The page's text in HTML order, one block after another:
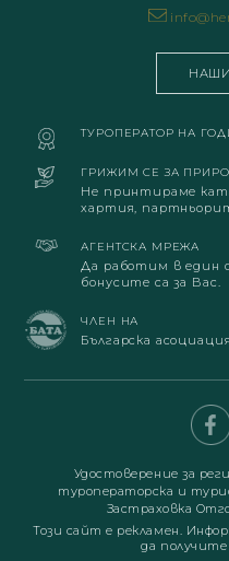
ТУРОПЕРАТОР НА
ГРИЖИМ СЕ ЗА
Не принтираме
хартия,
АГЕНТСКА МРЕЖА
Да работим в един
бонусите са за Вас.
ЧЛЕН НА
Българска
Удостоверение за
туроператорска и
Застраховка
Този сайт е рекламен.
да